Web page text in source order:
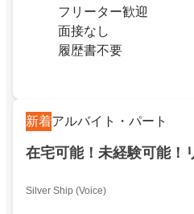
フリーター歓迎
面接なし
履歴書不要
新着アルバイト・パート
在宅可能！未経験可能！
Silver Ship (Voice)